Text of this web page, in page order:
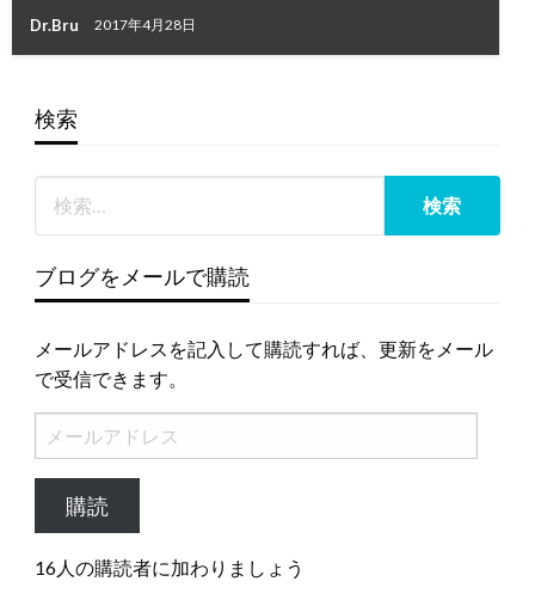
Dr.Bru 2017年4月28日
検索
ブログをメールで購読
メールアドレスを記入して購読すれば、更新をメール
で受信できます。
ー
レ
購読
16人の購読者に加わりましょう